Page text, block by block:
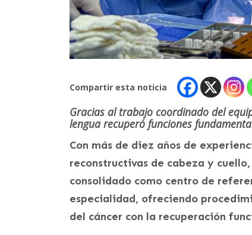
Compartir esta noticia
Gracias al trabajo coordinado del
lengua recuperó funciones
Con más de diez años de
reconstructivas de cabeza y
consolidado como centro de
especialidad, ofreciendo
del cáncer con la recuperación